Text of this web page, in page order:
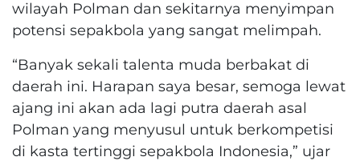
wilayah Polman dan sekitarnya menyimpan
potensi sepakbola yang sangat melimpah.
“Banyak sekali talenta muda berbakat di
daerah ini. Harapan saya besar, semoga lewat
ajang ini akan ada lagi putra daerah asal
Polman yang menyusul untuk berkompetisi
di kasta tertinggi sepakbola Indonesia,” ujar